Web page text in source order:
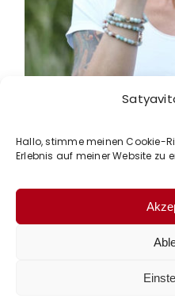
Hallo, stimme meinen Cookie-
Erlebnis auf meiner Website zu
Schmerzfrei-
Online-Coaching ●
© 2017 – 2025 Satyavita –